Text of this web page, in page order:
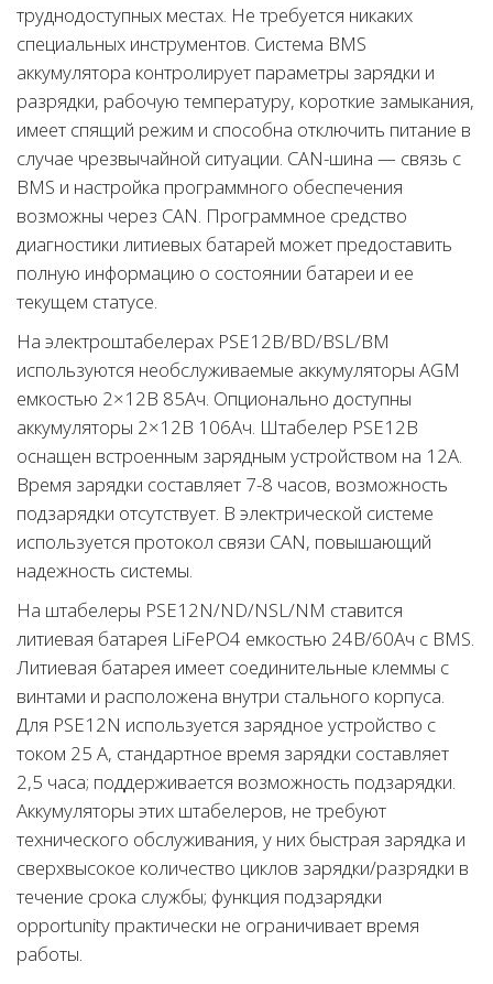
труднодоступных местах. Не требуется никаких
специальных инструментов. Система BMS
аккумулятора контролирует параметры зарядки и
разрядки, рабочую температуру, короткие замыкания,
имеет спящий режим и способна отключить питание в
случае чрезвычайной ситуации. CAN-шина — связь с
BMS и настройка программного обеспечения
возможны через CAN. Программное средство
диагностики литиевых батарей может предоставить
полную информацию о состоянии батареи и ее
текущем статусе.
На электроштабелерах PSE12B/BD/BSL/BM
используются необслуживаемые аккумуляторы AGM
емкостью 2×12В 85Ач. Опционально доступны
аккумуляторы 2×12В 106Ач. Штабелер PSE12B
оснащен встроенным зарядным устройством на 12А.
Время зарядки составляет 7-8 часов, возможность
подзарядки отсутствует. В электрической системе
используется протокол связи CAN, повышающий
надежность системы.
На штабелеры PSE12N/ND/NSL/NM ставится
литиевая батарея LiFePO4 емкостью 24В/60Ач с BMS.
Литиевая батарея имеет соединительные клеммы с
винтами и расположена внутри стального корпуса.
Для PSE12N используется зарядное устройство с
током 25 А, стандартное время зарядки составляет
2,5 часа; поддерживается возможность подзарядки.
Аккумуляторы этих штабелеров, не требуют
технического обслуживания, у них быстрая зарядка и
сверхвысокое количество циклов зарядки/разрядки в
течение срока службы; функция подзарядки
opportunity практически не ограничивает время
работы.